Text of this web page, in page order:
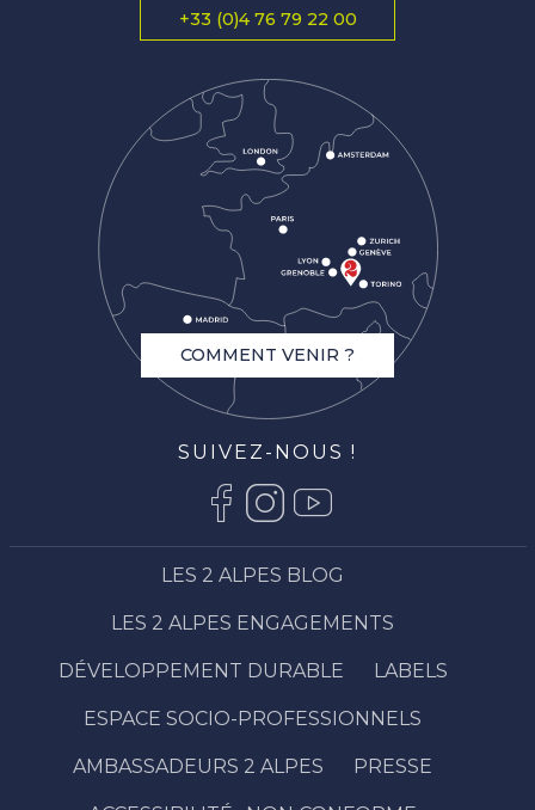
+33 (0)4 76 79 22 00
COMMENT VENIR ?
SUIVEZ-NOUS !
LES 2 ALPES BLOG
LES 2 ALPES ENGAGEMENTS
DÉVELOPPEMENT DURABLE LABELS
ESPACE SOCIO-PROFESSIONNELS
AMBASSADEURS 2 ALPES PRESSE